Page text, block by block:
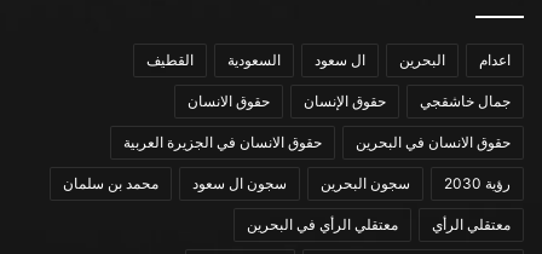
اعدام البحرين ال سعود السعودية القطيف
جمال خاشقجي حقوق الإنسان حقوق الانسان
حقوق الانسان في البحرين حقوق الانسان في الجزيرة العربية
رؤية 2030 سجون البحرين سجون ال سعود محمد بن سلمان
معتقلي الرأي معتقلي الرأي في البحرين